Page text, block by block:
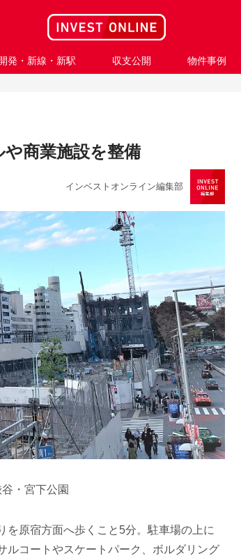
発・新線・新駅 収支公開 物件事例
商業施設を整備
インベストオンライン編集部
・宮下公園
を原宿方面へ歩くこと5分。駐車場の上に
ルコートやスケートパーク、ボルダリング